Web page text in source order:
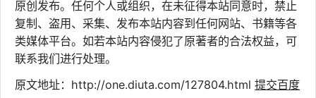
原创发布。任何个人或组织，在未征得本站同意时，禁止
复制、盗用、采集、发布本站内容到任何网站、书籍等各
类媒体平台。如若本站内容侵犯了原著者的合法权益，可
联系我们进行处理。
原文地址：http://one.diuta.com/127804.html 提交百度